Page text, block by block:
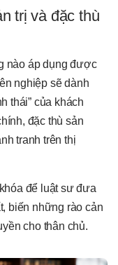
trị và đặc thù
nào áp dụng được
nghiệp sẽ dành
thái” của khách
đặc thù sản
tranh trên thị
để luật sư đưa
biến những rào cản
cho thân chủ.